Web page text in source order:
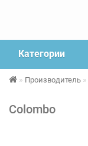
Категории
Производитель
Colombo